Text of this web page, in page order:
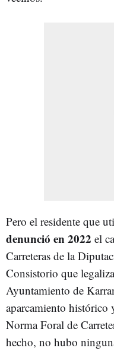
Pero el residente que
denunció en 2022 el
Carreteras de la
Consistorio que
Ayuntamiento de
aparcamiento histórico
Norma Foral de
hecho, no hubo